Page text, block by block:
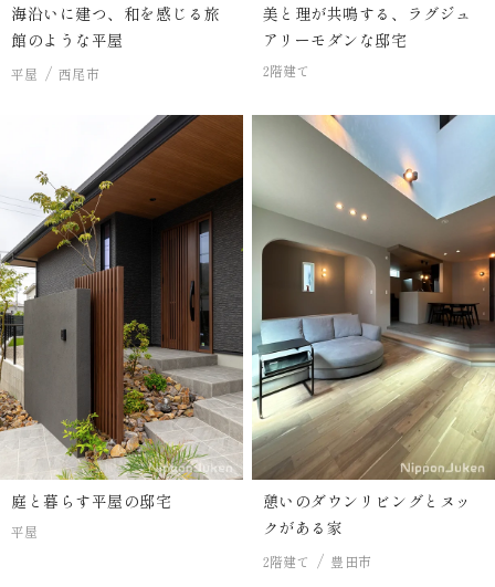
海沿いに建つ、和を感じる旅
館のような平屋
平屋 西尾市
美と理が共鳴する、ラグジュ
アリーモダンな邸宅
2階建て
庭と暮らす平屋の邸宅
平屋
憩いのダウンリビングとヌッ
クがある家
2階建て 豊田市